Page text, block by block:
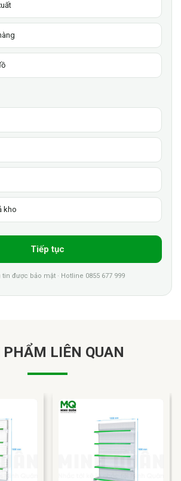
kho
Tiếp tục
được bảo mật · Hotline 0855 677 999
PHẨM LIÊN QUAN